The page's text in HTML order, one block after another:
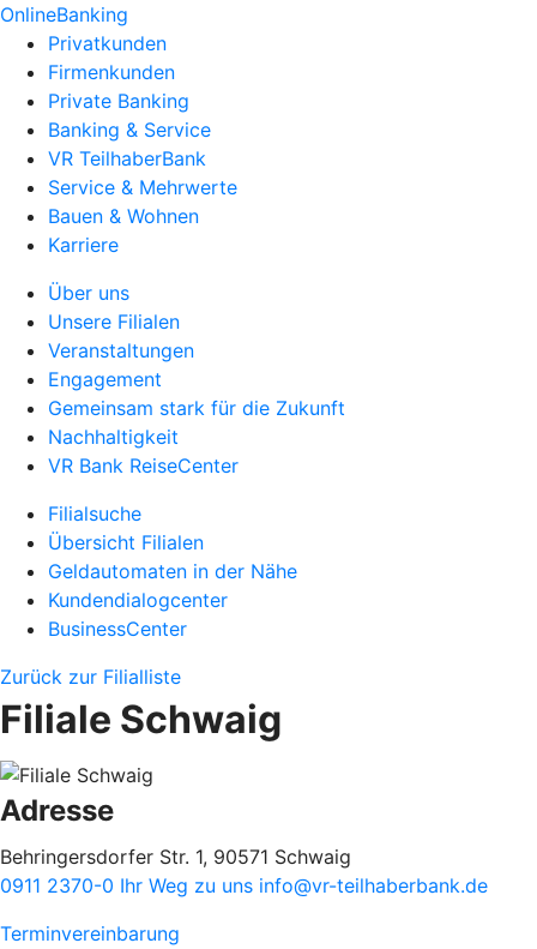
OnlineBanking
Privatkunden
Firmenkunden
Private Banking
Banking & Service
VR TeilhaberBank
Service & Mehrwerte
Bauen & Wohnen
Karriere
Über uns
Unsere Filialen
Veranstaltungen
Engagement
Gemeinsam stark für die Zukunft
Nachhaltigkeit
VR Bank ReiseCenter
Filialsuche
Übersicht Filialen
Geldautomaten in der Nähe
Kundendialogcenter
BusinessCenter
Zurück zur Filialliste
Filiale Schwaig
Adresse
Behringersdorfer Str. 1, 90571 Schwaig
0911 2370-0 Ihr Weg zu uns info@vr-teilhaberbank.de
Terminvereinbarung